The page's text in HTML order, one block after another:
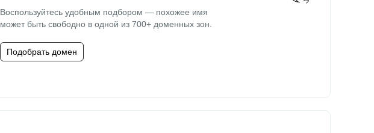
Воспользуйтесь удобным подбором — похожее имя
может быть свободно в одной из 700+ доменных зон.
Подобрать домен